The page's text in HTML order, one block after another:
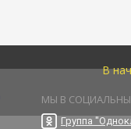
В
МЫ В
Группа